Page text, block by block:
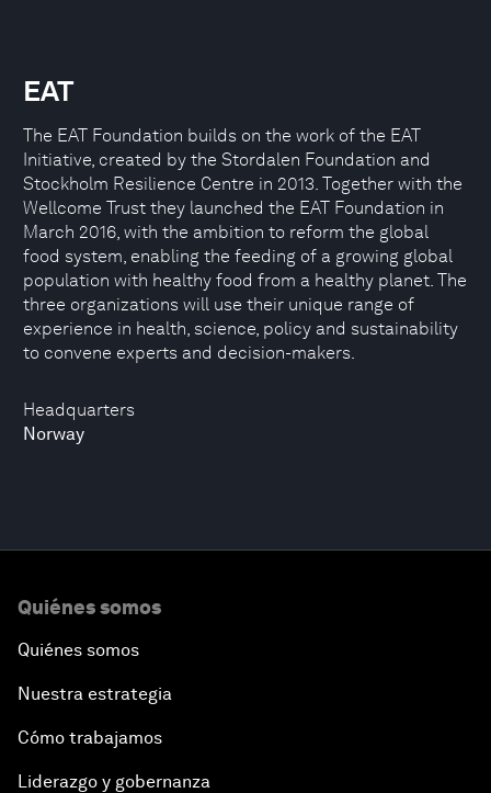
Headquarters
Norway
EAT
The EAT Foundation builds on the work of the EAT
Initiative, created by the Stordalen Foundation and
Stockholm Resilience Centre in 2013. Together with the
Wellcome Trust they launched the EAT Foundation in
March 2016, with the ambition to reform the global
food system, enabling the feeding of a growing global
population with healthy food from a healthy planet. The
three organizations will use their unique range of
experience in health, science, policy and sustainability
to convene experts and decision-makers.
Quiénes somos
Quiénes somos
Nuestra estrategia
Cómo trabajamos
Liderazgo y gobernanza